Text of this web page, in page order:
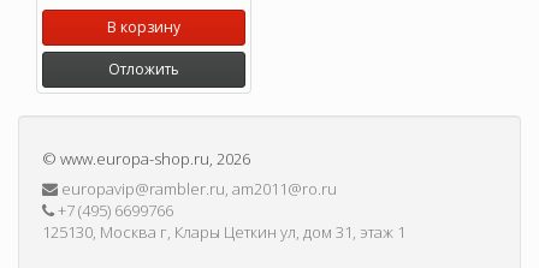
В корзину
Отложить
© www.europa-shop.ru, 2026
europavip@rambler.ru, am2011@ro.ru
+7 (495) 6699766
125130, Москва г, Клары Цеткин ул, дом 31, этаж 1